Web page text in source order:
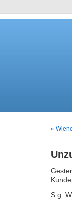
«
S.g.